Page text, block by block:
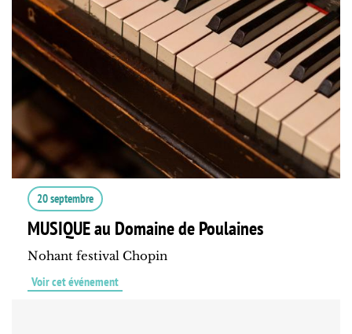
20 septembre
MUSIQUE au Domaine de Poulaines
Nohant festival Chopin
Voir cet événement